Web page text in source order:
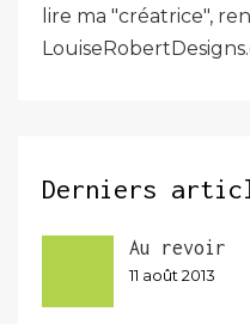
lire ma "créatrice",
Derniers
Au revoir
11 août 2013